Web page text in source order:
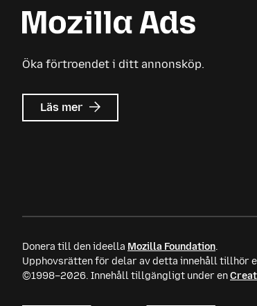
Öka förtroendet i ditt annonsköp.
Läs mer om
Mozilla
Donera till den ideella Mozilla Foundation.
Upphovsrätten för delar av detta innehåll tillhör
©1998–2026. Innehåll tillgängligt under en